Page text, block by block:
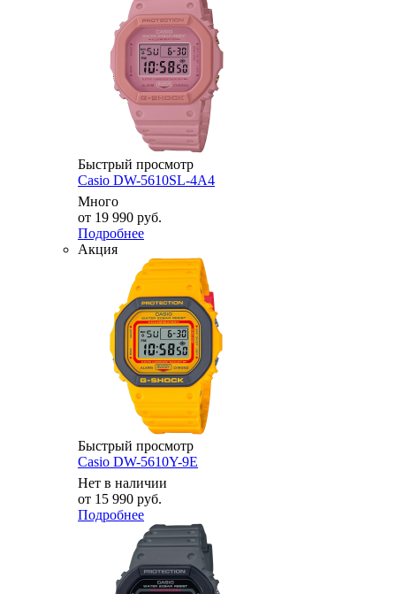
Быстрый просмотр
Casio DW-5610SL-4A4
Много
от 19 990 руб.
Подробнее
Акция
Быстрый просмотр
Casio DW-5610Y-9E
Нет в наличии
от 15 990 руб.
Подробнее